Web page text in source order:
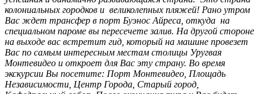
колониальных городков и великолепных пляжей! Рано утром
Вас ждет трансфер в порт Буэнос Айреса, откуда на
специальном пароме вы пересечете залив. На другой стороне
на выходе вас встретит гид, который на машине провезет
Вас по самым интересным местам столицы Уругвая
Монтевидео и откроет для Вас эту страну. Во время
экскурсии Вы посетите: Порт Монтевидео, Площадь
Независимости, Центр Города, Старый город,